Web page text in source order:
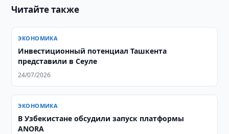
Читайте также
ЭКОНОМИКА
Инвестиционный потенциал Ташкента
представили в Сеуле
24/07/2026
ЭКОНОМИКА
В Узбекистане обсудили запуск платформы
ANORA